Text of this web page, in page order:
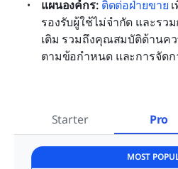
แผนองค์กร: ติดต่อฝ่ายขาย
รองรับผู้ใช้ไม่จำกัด และรว
เติม รวมถึงคุณสมบัติด้านค
ตามข้อกำหนด และการจัด
Starter Pro
MOST